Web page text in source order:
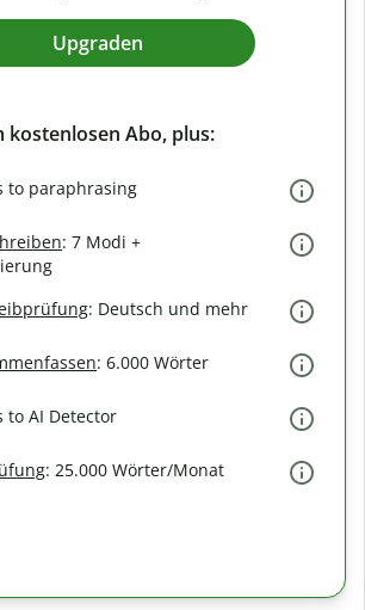
Upgraden
kostenlosen Abo, plus:
to paraphrasing
: 7 Modi +
: Deutsch und mehr
: 6.000 Wörter
to AI Detector
: 25.000 Wörter/Monat